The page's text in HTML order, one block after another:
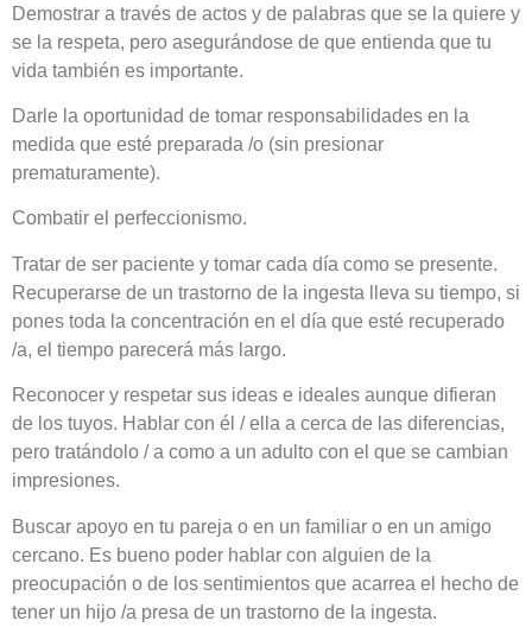
Demostrar a través de actos y de palabras que se la quiere y
se la respeta, pero asegurándose de que entienda que tu
vida también es importante.
Darle la oportunidad de tomar responsabilidades en la
medida que esté preparada /o (sin presionar
prematuramente).
Combatir el perfeccionismo.
Tratar de ser paciente y tomar cada día como se presente.
Recuperarse de un trastorno de la ingesta lleva su tiempo, si
pones toda la concentración en el día que esté recuperado
/a, el tiempo parecerá más largo.
Reconocer y respetar sus ideas e ideales aunque difieran
de los tuyos. Hablar con él / ella a cerca de las diferencias,
pero tratándolo / a como a un adulto con el que se cambian
impresiones.
Buscar apoyo en tu pareja o en un familiar o en un amigo
cercano. Es bueno poder hablar con alguien de la
preocupación o de los sentimientos que acarrea el hecho de
tener un hijo /a presa de un trastorno de la ingesta.